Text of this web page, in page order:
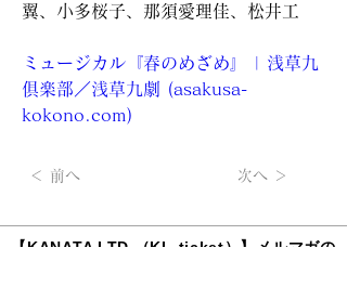
翼、小多桜子、那須愛理佳、松井工
ミュージカル『春のめざめ』 | 浅草九
倶楽部／浅草九劇 (asakusa-
kokono.com)
＜ 前へ 次へ ＞
【KANATA LTD.（KL-ticket）】メルマガの